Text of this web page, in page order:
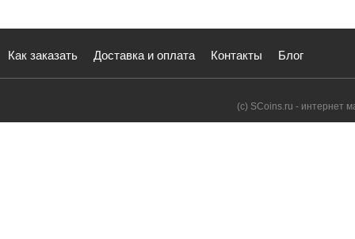
Как заказать Доставка и оплата Контакты Блог
(с) SCoins.ru - интернет